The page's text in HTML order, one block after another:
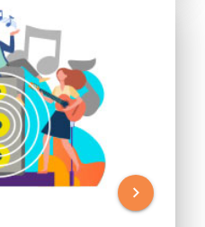
chevron_right